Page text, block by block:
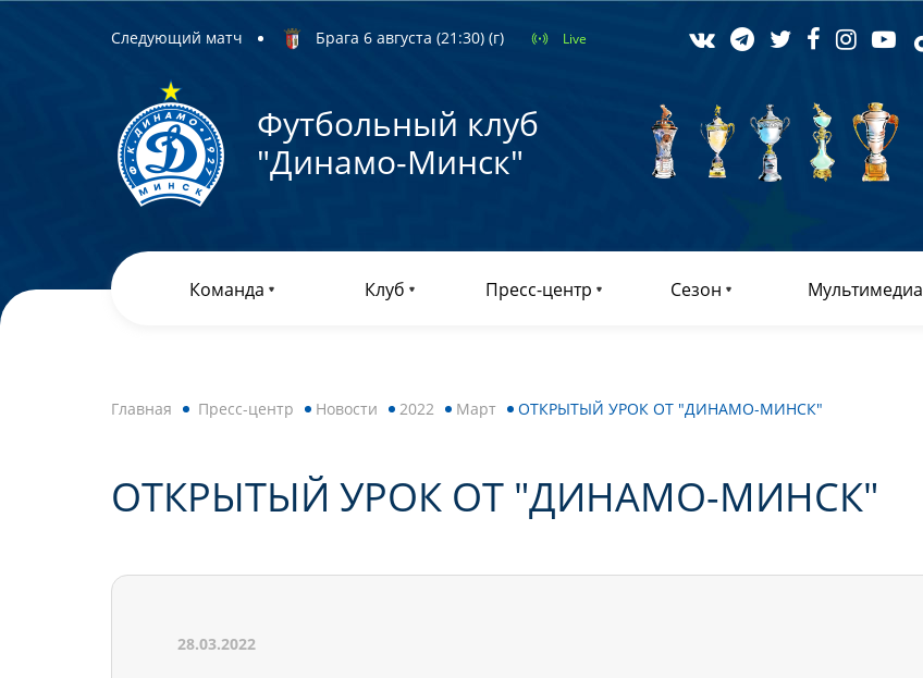
Следующий матч Брага 6 августа (21:30) (г) Live
Футбольный клуб
"Динамо-Минск"
Команда Клуб Пресс-центр Сезон Мультимедиа
Главная Пресс-центр Новости 2022 Март ОТКРЫТЫЙ УРОК ОТ "ДИНАМО-МИНСК"
ОТКРЫТЫЙ УРОК ОТ "ДИНАМО-МИНСК"
28.03.2022